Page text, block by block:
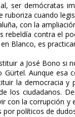
ser demócratas
ruboriza cuando
con la
rebeldía contra el
Blanco, es
a José Bono si
Gürtel. Aunque
la democracia y
los ciudadanos.
con la corrupción y
por políticos de